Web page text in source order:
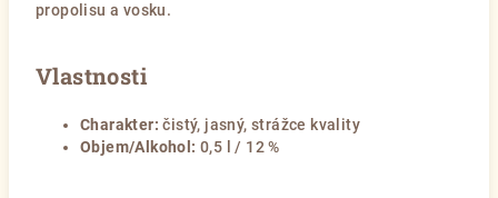
propolisu a vosku.
Vlastnosti
Charakter: čistý, jasný, strážce kvality
Objem/Alkohol: 0,5 l / 12 %